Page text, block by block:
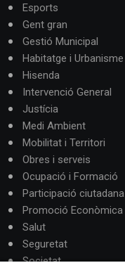
Esports
Gent gran
Gestió Municipal
Habitatge i Urbanisme
Hisenda
Intervenció General
Justícia
Medi Ambient
Mobilitat i Territori
Obres i serveis
Ocupació i Formació
Participació ciutadana
Promoció Econòmica
Salut
Seguretat
Societat